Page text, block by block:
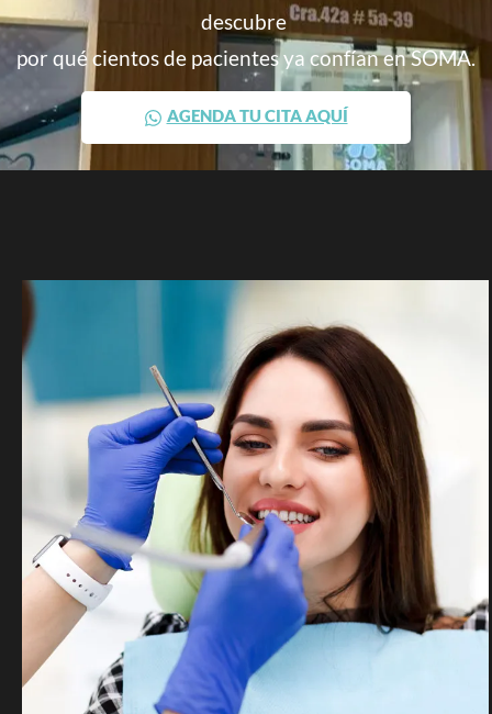
descubre
por qué cientos de pacientes ya confían en SOMA.
AGENDA TU CITA AQUÍ